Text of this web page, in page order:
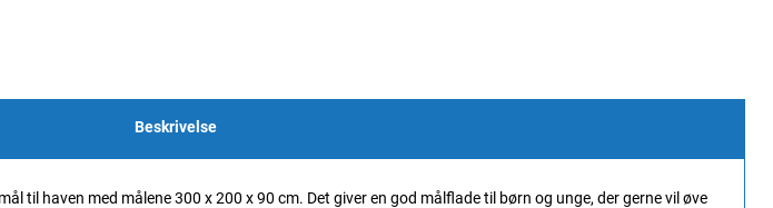
Beskrivelse
til haven med målene 300 x 200 x 90 cm. Det giver en god målflade til børn og unge, der gerne vil øve